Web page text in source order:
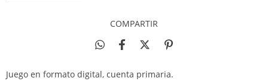
COMPARTIR
Juego en formato digital, cuenta primaria.